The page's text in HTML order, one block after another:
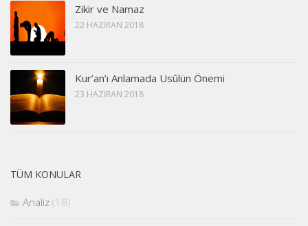
Zikir ve Namaz
22 HAZIRAN 2018
Kur’an’ı Anlamada Usûlün Önemi
23 HAZIRAN 2018
TÜM KONULAR
Analiz (18)